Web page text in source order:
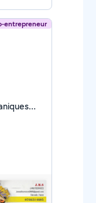
entrepreneur